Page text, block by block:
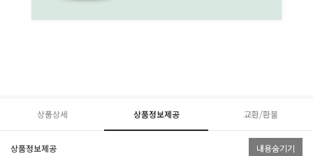
상품상세 상품정보제공 교환/환불
상품정보제공 내용숨기기